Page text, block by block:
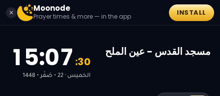
✕ Moonode
Prayer times & more — in the app INSTALL
15:07 :30
الخميس · 22 • صَفَر • 1448
مسجد القدس - عين الملح